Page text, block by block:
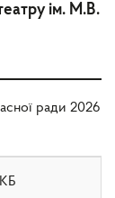
ім. М.В.
ради 2026